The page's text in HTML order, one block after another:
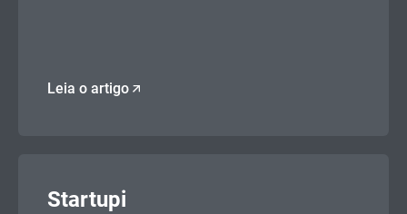
Leia o artigo
Startupi